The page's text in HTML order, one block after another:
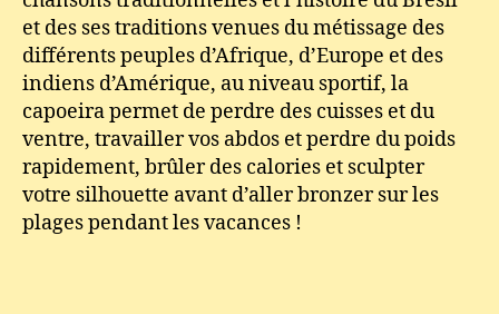
et des ses traditions venues du métissage des
différents peuples d’Afrique, d’Europe et des
indiens d’Amérique, au niveau sportif, la
capoeira permet de perdre des cuisses et du
ventre, travailler vos abdos et perdre du poids
rapidement, brûler des calories et sculpter
votre silhouette avant d’aller bronzer sur les
plages pendant les vacances !